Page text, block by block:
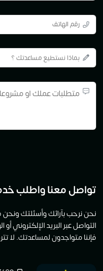
تواصل معنا واطلب
نحن نرحب بآرائك وأسئلتك
التواصل عبر البريد الإلكتروني
فإننا متواجدون لمساعدتك. لا